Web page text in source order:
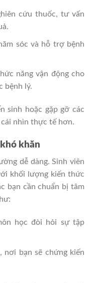
cứu thuốc, tư vấn
sóc và hỗ trợ bệnh
năng vận động cho
bệnh lý.
sinh hoặc gặp gỡ các
nhìn thực tế hơn.
khăn
dễ dàng. Sinh viên
khối lượng kiến thức
bạn cần chuẩn bị tâm
học đòi hỏi sự tập
nơi bạn sẽ chứng kiến